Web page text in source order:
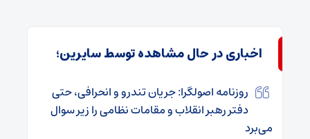
اخباری در حال مشاهده توسط سایرین؛
روزنامه اصولگرا: جریان تندرو و انحرافی، حتی
دفتر رهبر انقلاب و مقامات نظامی را زیر سوال
می‌برد